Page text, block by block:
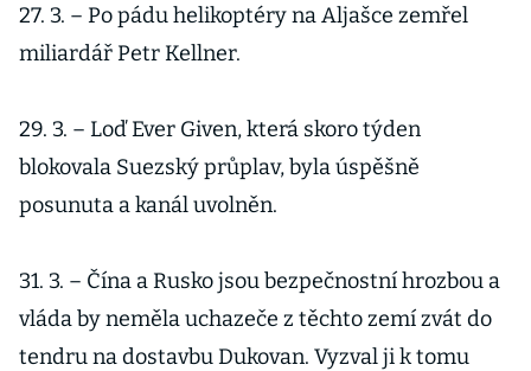
27. 3. – Po pádu helikoptéry na Aljašce zemřel
miliardář Petr Kellner.
29. 3. – Loď Ever Given, která skoro týden
blokovala Suezský průplav, byla úspěšně
posunuta a kanál uvolněn.
31. 3. – Čína a Rusko jsou bezpečnostní hrozbou a
vláda by neměla uchazeče z těchto zemí zvát do
tendru na dostavbu Dukovan. Vyzval ji k tomu